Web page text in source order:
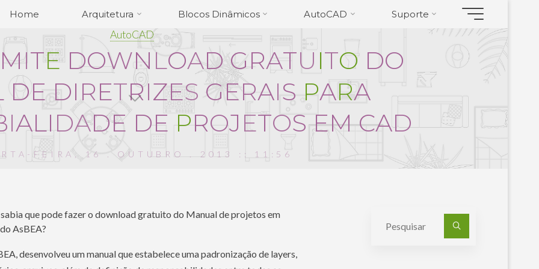
Home Arquitetura Blocos Dinâmicos AutoCAD Suporte
AutoCAD
MITE DOWN LOAD GRATU ITO DO
DE DI RETRIZES GERAIS PARA
IALI DADE DE PROJ ETOS EM CAD
FEIRA, 16 . OUTUBRO . 2013 :: 11:56
que pode fazer o download gratuito do Manual de projetos em
AsBEA?
desenvolveu um manual que estabelece uma padronização de layers,